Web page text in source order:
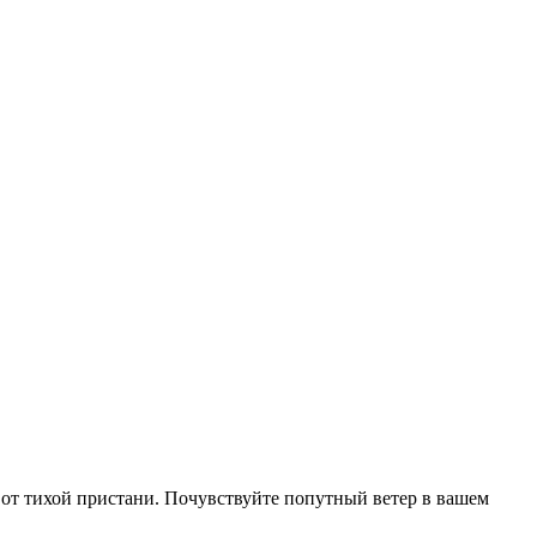
тихой пристани. Почувствуйте попутный ветер в вашем